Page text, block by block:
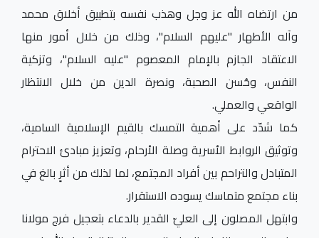
من ارتضاه الله عز وجل وهذب نفسه بتطبيق أخلاق محمد
وآله الأطهار "عليهم السلام"، وذلك من خلال أمور منها
الاعتقاد الجازم بالإمام المعصوم "عليه السلام"، وتزكية
النفس، وحُسن الصحبة، ونصرة الدين من خلال الانتظار
الواقعي والعملي.
كما شدّد على أهمية التمسك بالقيم الإسلامية السامية،
وتوثيق الروابط الأسرية وصلة الأرحام، وتعزيز مبادئ الاحترام
المتبادل والتراحم بين أفراد المجتمع، لما لذلك من أثرٍ بالغ في
بناء مجتمع متماسك يسوده الاستقرار.
وابتهل المصلون إلى العليّ القدير بالدعاء بتعجيل فرج مولانا